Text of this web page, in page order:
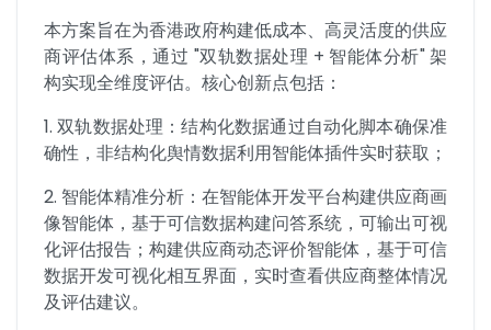
本方案旨在为香港政府构建低成本、高灵活度的供应
商评估体系，通过 "双轨数据处理 + 智能体分析" 架
构实现全维度评估。核心创新点包括：
1. 双轨数据处理：结构化数据通过自动化脚本确保准
确性，非结构化舆情数据利用智能体插件实时获取；
2. 智能体精准分析：在智能体开发平台构建供应商画
像智能体，基于可信数据构建问答系统，可输出可视
化评估报告；构建供应商动态评价智能体，基于可信
数据开发可视化相互界面，实时查看供应商整体情况
及评估建议。